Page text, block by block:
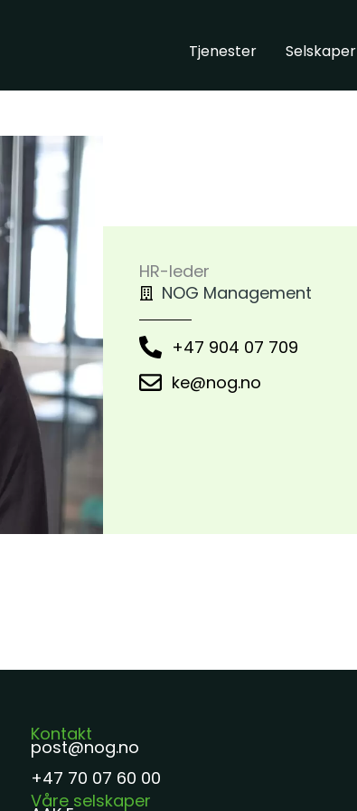
Tjenester Selskaper
HR-leder
NOG Management
+47 904 07 709
ke@nog.no
Kontakt
post@nog.no
+47 70 07 60 00
Våre selskaper